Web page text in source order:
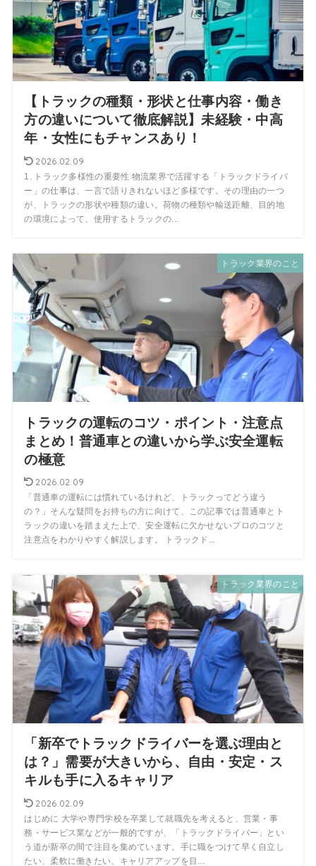
【トラックの種類・形状と仕事内容・働き
方の違いについて徹底解説】未経験・中高
年・女性にもチャンスあり！
2026.02.09
1. トラック多様性の重要性 物流業界で活躍する「トラックドライバ
ー」の仕事は、一言で語りきれないほど多様です。その理由の一つ
が、トラックの形状や種類の違い。荷物の種類や輸送距離、目的地
の環境によって、使用するトラックの...
トラック業界のこと
トラックの運転のコツ・ポイント・注意点
まとめ！普通車との違いから学ぶ安全運転
の極意
2026.02.09
「普通車の運転には慣れているけれど、トラックってどう違う
の？」そんな疑問をお持ちの方に向けて、この記事では普通車とト
ラックの違いを踏まえた上で、安全運転に欠かせないプロのコツと
注意点をわかりやすく解説します。 トラックド...
トラック業界のこと
「新卒でトラックドライバーを選ぶ理由と
は？」需要が大きいから、自由・安定・ス
キルも手に入るキャリア
2026.02.09
はじめに 大学や専門学校を卒業して就職先を考えると、営業・事
務・サービス業などが一般的ですが、「トラックドライバー」とい
う道が新卒の間で注目を集めています。手に職をつけて早く自立し
たい、柔軟に働きたい、キャリアアップを目...